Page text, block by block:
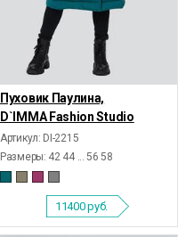
Пуховик Паулина,
D`IMMA Fashion Studio
Артикул: DI-2215
Размеры: 42 44 ... 56 58
11400руб.